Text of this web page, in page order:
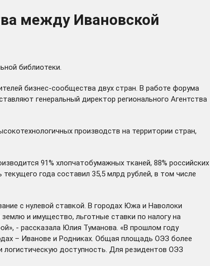
между Ивановской
библиотеки.
бизнес-сообщества двух стран. В работе форума
генеральный директор регионального Агентства
производств на территории стран,
91% хлопчатобумажных тканей, 88% российских
года составил 35,5 млрд рублей, в том числе
с нулевой ставкой. В городах Южа и Наволоки
и имущество, льготные ставки по налогу на
- рассказала Юлия Туманова. «В прошлом году
– Иванове и Родниках. Общая площадь ОЭЗ более
логистическую доступность. Для резидентов ОЭЗ